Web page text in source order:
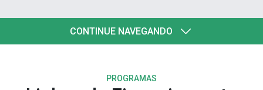
CONTINUE NAVEGANDO
PROGRAMAS